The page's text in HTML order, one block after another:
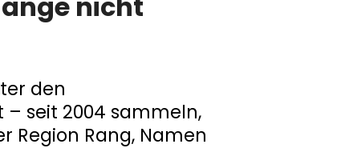
den
seit 2004 sammeln,
Region Rang, Namen